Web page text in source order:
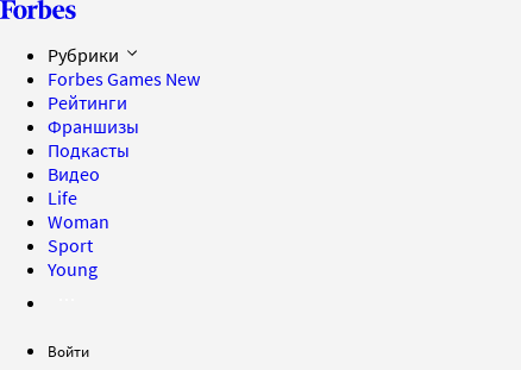
Рубрики
Forbes Games New
Рейтинги
Франшизы
Подкасты
Видео
Life
Woman
Sport
Young
Войти